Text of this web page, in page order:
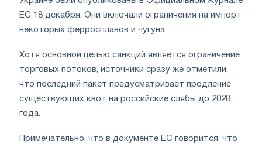
ЕС 18 декабря. Они включали ограничения на импорт
некоторых ферросплавов и чугуна.
Хотя основной целью санкций является ограничение
торговых потоков, источники сразу же отметили,
что последний пакет предусматривает продление
существующих квот на российские слябы до 2028
года.
Примечательно, что в документе ЕС говорится, что